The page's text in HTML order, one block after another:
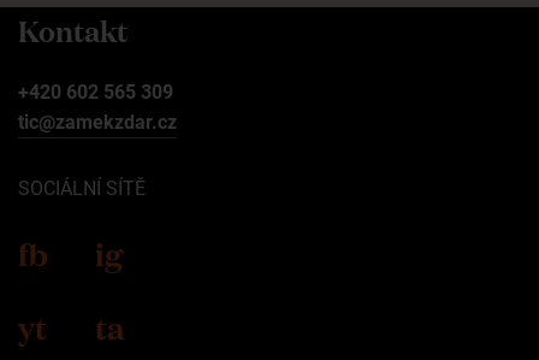
Kontakt
+420 602 565 309
tic@zamekzdar.cz
SOCIÁLNÍ SÍTĚ
fb
ig
yt
ta